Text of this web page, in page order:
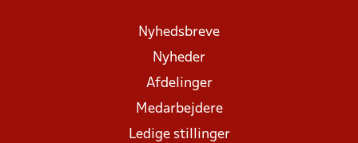
Nyhedsbreve
Nyheder
Afdelinger
Medarbejdere
Ledige stillinger